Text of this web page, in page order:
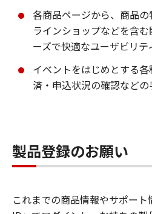
各商品ページから、商品
ラインショップなどを含
ーズで快適なユーザビリテ
イベントをはじめとする
済・申込状況の確認など
製品登録のお願い
これまでの商品情報やサポー